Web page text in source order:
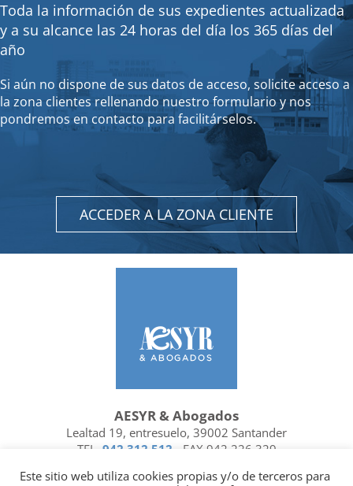
Toda la información de sus expedientes actualizada
y a su alcance las 24 horas del día los 365 días del
año
Si aún no dispone de sus datos de acceso, solicite acceso a
la zona clientes rellenando nuestro formulario y nos
pondremos en contacto para facilitárselos.
ACCEDER A LA ZONA CLIENTE
AESYR & Abogados
Lealtad 19, entresuelo, 39002 Santander
TEL. 942 312 512 - FAX 942 226 329
Este sitio web utiliza cookies propias y/o de terceros para